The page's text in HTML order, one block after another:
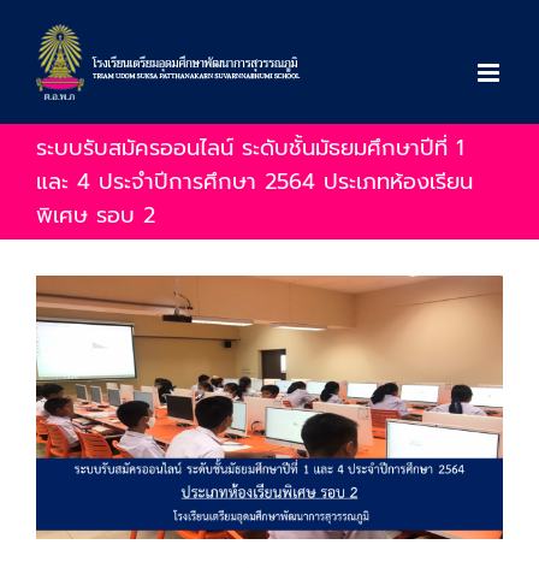
content
ระบบรับสมัครออนไลน์ ระดับชั้นมัธยมศึกษาปีที่ 1
และ 4 ประจำปีการศึกษา 2564 ประเภทห้องเรียน
พิเศษ รอบ 2
Larger
Image